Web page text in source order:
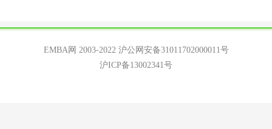
EMBA网 2003-2022 沪公网安备31011702000011号
沪ICP备13002341号